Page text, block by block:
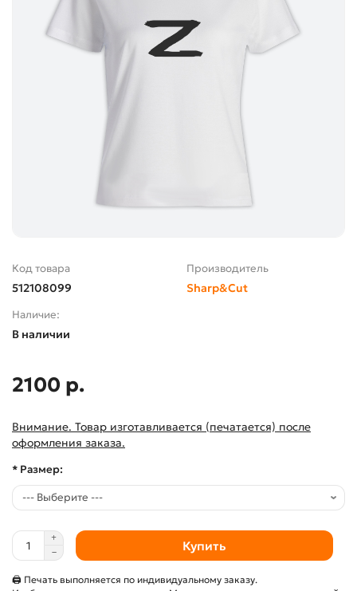
Код товара
512108099
Производитель
Sharp&Cut
Наличие:
В наличии
2100 р.
Внимание. Товар изготавливается (печатается) после
оформления заказа.
* Размер:
Купить
🖨 Печать выполняется по индивидуальному заказу.